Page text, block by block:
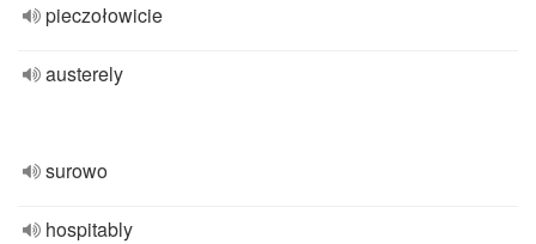
pieczołowicie
austerely
surowo
hospitably